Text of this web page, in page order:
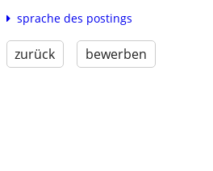
sprache des postings
zurück bewerben